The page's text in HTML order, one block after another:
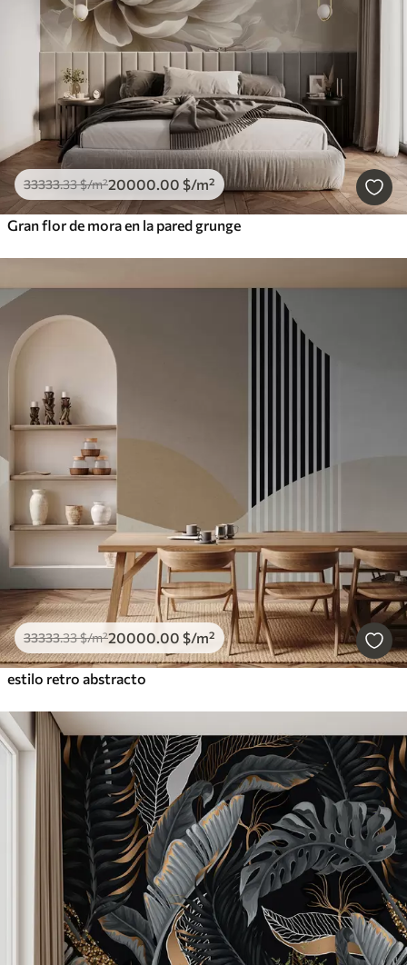
33333.33$/m²20000.00 $/m²
Gran flor de mora en la pared grunge
33333.33$/m²20000.00 $/m²
estilo retro abstracto